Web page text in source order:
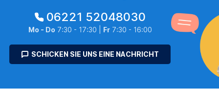
06221 52048030
Mo - Do 7:30 - 17:30 | Fr7:30 - 16:00
SCHICKEN SIE UNS EINE NACHRICHT